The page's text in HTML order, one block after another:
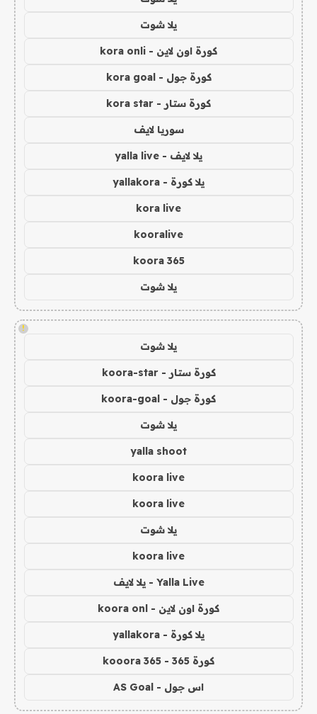
يلا شوت
كورة اون لاين - kora onli
كورة جول - kora goal
كورة ستار - kora star
سوريا لايف
يلا لايف - yalla live
يلا كورة - yallakora
kora live
kooralive
koora 365
يلا شوت
!
يلا شوت
كورة ستار - koora-star
كورة جول - koora-goal
يلا شوت
yalla shoot
koora live
koora live
يلا شوت
koora live
Yalla Live - يلا لايف
كورة اون لاين - koora onl
يلا كورة - yallakora
كورة 365 - kooora 365
اس جول - AS Goal